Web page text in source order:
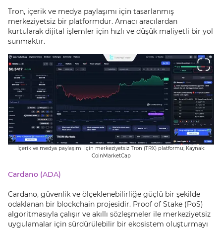
Tron, içerik ve medya paylaşımı için tasarlanmış
merkeziyetsiz bir platformdur. Amacı aracılardan
kurtularak dijital işlemler için hızlı ve düşük maliyetli bir yol
sunmaktır.
İçerik ve medya paylaşımı için merkeziyetsiz Tron (TRX) platformu; Kaynak:
CoinMarketCap
Cardano (ADA)
Cardano, güvenlik ve ölçeklenebilirliğe güçlü bir şekilde
odaklanan bir blockchain projesidir. Proof of Stake (PoS)
algoritmasıyla çalışır ve akıllı sözleşmeler ile merkeziyetsiz
uygulamalar için sürdürülebilir bir ekosistem oluşturmayı